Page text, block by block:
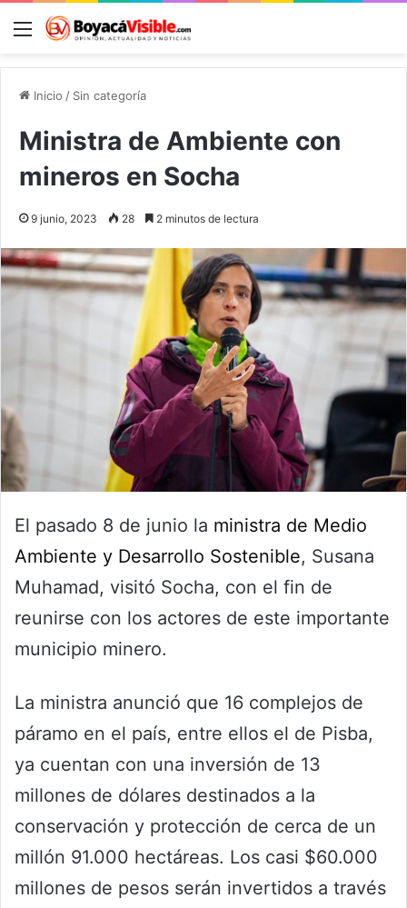
Menú
Inicio / Sin categoría
Ministra de Ambiente con
mineros en Socha
9 junio, 2023 28 2 minutos de lectura
El pasado 8 de junio la ministra de Medio
Ambiente y Desarrollo Sostenible, Susana
Muhamad, visitó Socha, con el fin de
reunirse con los actores de este importante
municipio minero.
La ministra anunció que 16 complejos de
páramo en el país, entre ellos el de Pisba,
ya cuentan con una inversión de 13
millones de dólares destinados a la
conservación y protección de cerca de un
millón 91.000 hectáreas. Los casi $60.000
millones de pesos serán invertidos a través